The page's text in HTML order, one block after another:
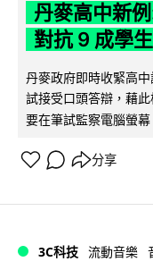
丹麥高中新
對抗 9 成學
丹麥政府即時收緊高
試接受口頭答辯，藉
要在筆試監察電腦螢
分享
3C科技 流動音樂